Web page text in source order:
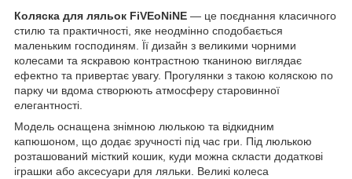
Коляска для ляльок FiVEoNiNE — це поєднання класичного
стилю та практичності, яке неодмінно сподобається
маленьким господиням. Її дизайн з великими чорними
колесами та яскравою контрастною тканиною виглядає
ефектно та привертає увагу. Прогулянки з такою коляскою по
парку чи вдома створюють атмосферу старовинної
елегантності.
Модель оснащена знімною люлькою та відкидним
капюшоном, що додає зручності під час гри. Під люлькою
розташований місткий кошик, куди можна скласти додаткові
іграшки або аксесуари для ляльки. Великі колеса